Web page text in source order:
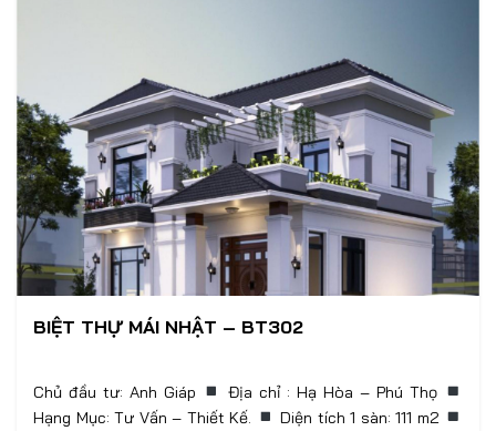
BIỆT THỰ MÁI NHẬT – BT302
Chủ đầu tư: Anh Giáp
Địa chỉ : Hạ Hòa – Phú Thọ
Hạng Mục: Tư Vấn – Thiết Kế.
Diện tích 1 sàn: 111 m2